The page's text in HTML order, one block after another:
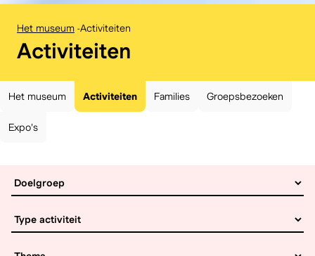
Het museum -Activiteiten
:
Activiteiten
Het museum Activiteiten Families Groepsbezoeken
Expo's